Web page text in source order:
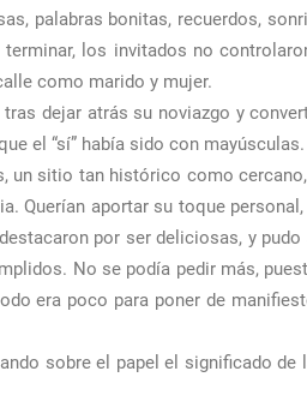
palabras bonitas, recuerdos,
los invitados no
como marido y mujer.
dejar atrás su noviazgo y
el “sí” había sido con mayúsculas.
un sitio tan histórico como
Querían aportar su toque
por ser deliciosas, y pudo
No se podía pedir más,
era poco para poner de
sobre el papel el significado de